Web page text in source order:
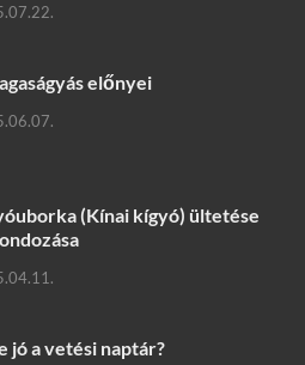
előnyei
(Kínai kígyó) ültetése
jó a vetési naptár?